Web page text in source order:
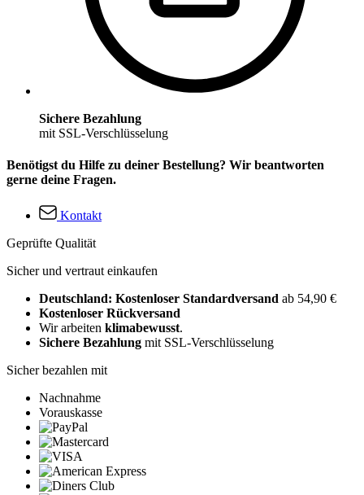
Sichere Bezahlung
mit SSL-Verschlüsselung
Benötigst du Hilfe zu deiner Bestellung? Wir beantworten
gerne deine Fragen.
Kontakt
Geprüfte Qualität
Sicher und vertraut einkaufen
Deutschland: Kostenloser Standardversand ab 54,90 €
Kostenloser Rückversand
Wir arbeiten klimabewusst.
Sichere Bezahlung mit SSL-Verschlüsselung
Sicher bezahlen mit
Nachnahme
Vorauskasse